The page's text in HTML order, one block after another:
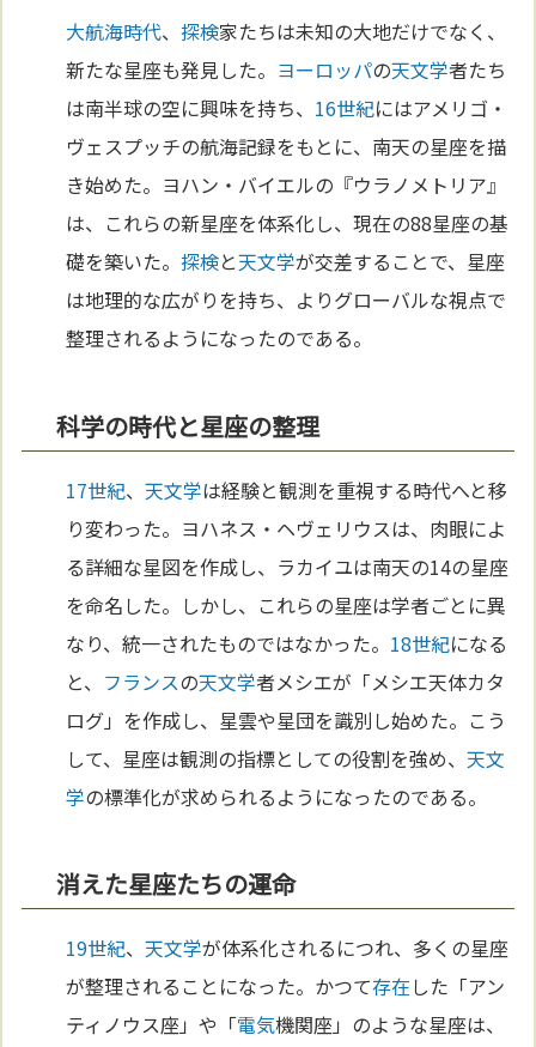
大航海時代、探検家たちは未知の大地だけでなく、
新たな星座も発見した。 ヨーロッパの天文学者たち
は南半球の空に興味を持ち、 16世紀にはアメリゴ・
ヴェスプッチの航海記録をもとに、南天の星座を描
き始めた。ヨハン・バイエルの『ウラノメトリア』
は、これらの新星座を体系化し、現在の88星座の基
礎を築いた。探検と天文学が交差することで、星座
は地理的な広がりを持ち、よりグローバルな視点で
整理されるようになったのである。
科学の時代と星座の整理
17世紀、天文学は経験と観測を重視する時代へと移
り変わった。ヨハネス・ヘヴェリウスは、肉眼によ
る詳細な星図を作成し、ラカイユは南天の14の星座
を命名した。しかし、これらの星座は学者ごとに異
なり、統一されたものではなかった。 18世紀になる
と、 フランスの天文学者メシエが「メシエ天体カタ
ログ」を作成し、星雲や星団を識別し始めた。こう
して、星座は観測の指標としての役割を強め、天文
学の標準化が求められるようになったのである。
消えた星座たちの運命
19世紀、天文学が体系化されるにつれ、多くの星座
が整理されることになった。かつて存在した「アン
ティノウス座」や「電気機関座」のような星座は、